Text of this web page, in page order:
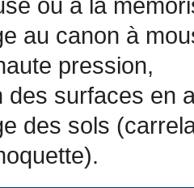
ou à la
au canon à
pression,
des surfaces en
des sols